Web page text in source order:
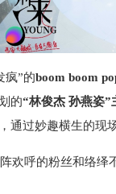
疯”的boom boom
的“林俊杰 孙燕姿”
通过妙趣横生的现
欢呼的粉丝和络绎